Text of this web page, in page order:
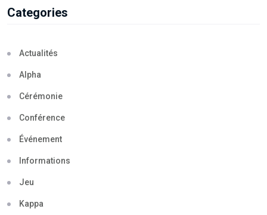
Categories
Actualités
Alpha
Cérémonie
Conférence
Événement
Informations
Jeu
Kappa